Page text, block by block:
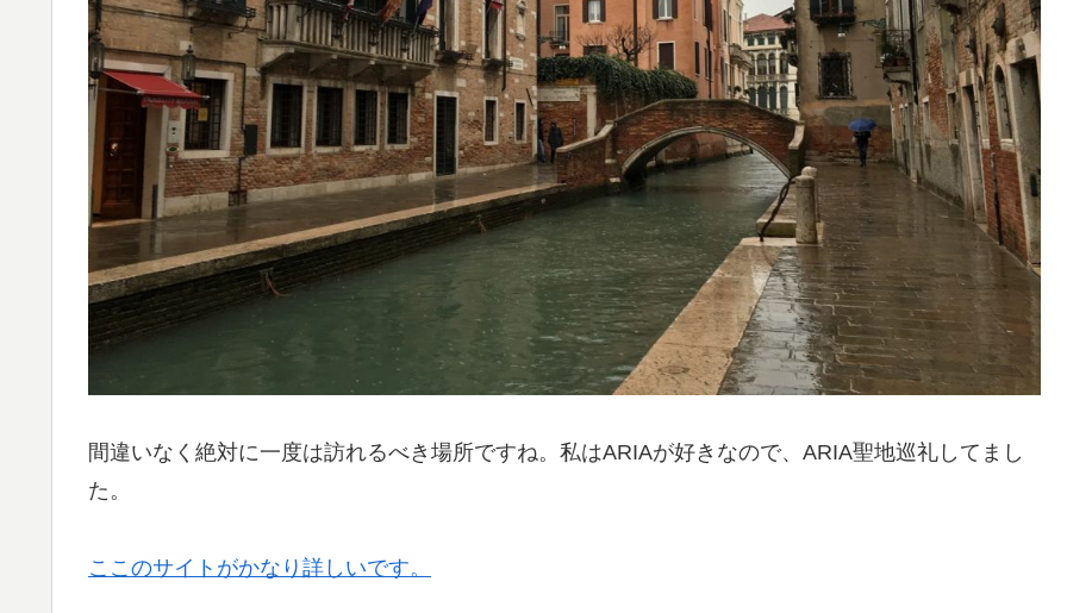
間違いなく絶対に一度は訪れるべき場所ですね。私はARIAが好きなので、ARIA聖地巡礼してまし
た。
ここのサイトがかなり詳しいです。